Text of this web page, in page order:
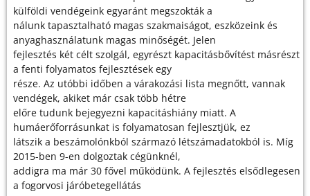
külföldi vendégeink egyaránt megszokták a
nálunk tapasztalható magas szakmaiságot, eszközeink és
anyaghasználatunk magas minőségét. Jelen
fejlesztés két célt szolgál, egyrészt kapacitásbővítést másrészt
a fenti folyamatos fejlesztések egy
része. Az utóbbi időben a várakozási lista megnőtt, vannak
vendégek, akiket már csak több hétre
előre tudunk bejegyezni kapacitáshiány miatt. A
humáerőforrásunkat is folyamatosan fejlesztjük, ez
látszik a beszámolónkból származó létszámadatokból is. Míg
2015-ben 9-en dolgoztak cégünknél,
addigra ma már 30 fővel működünk. A fejlesztés elsődlegesen
a fogorvosi járóbetegellátás